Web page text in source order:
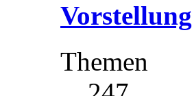
Vorstellung
Themen